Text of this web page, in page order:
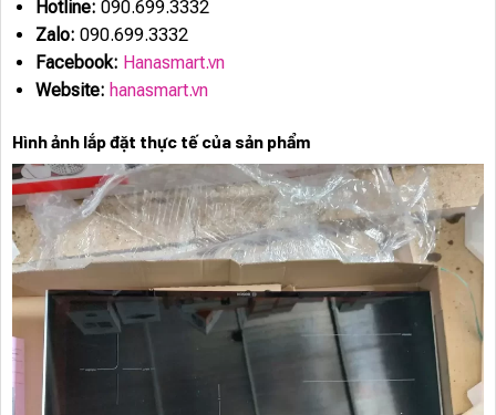
Hotline: 090.699.3332
Zalo: 090.699.3332
Facebook: Hanasmart.vn
Website: hanasmart.vn
Hình ảnh lắp đặt thực tế của sản phẩm